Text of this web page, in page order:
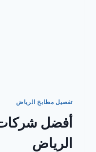
تفصيل مطابخ الرياض
أفضل
الرياض